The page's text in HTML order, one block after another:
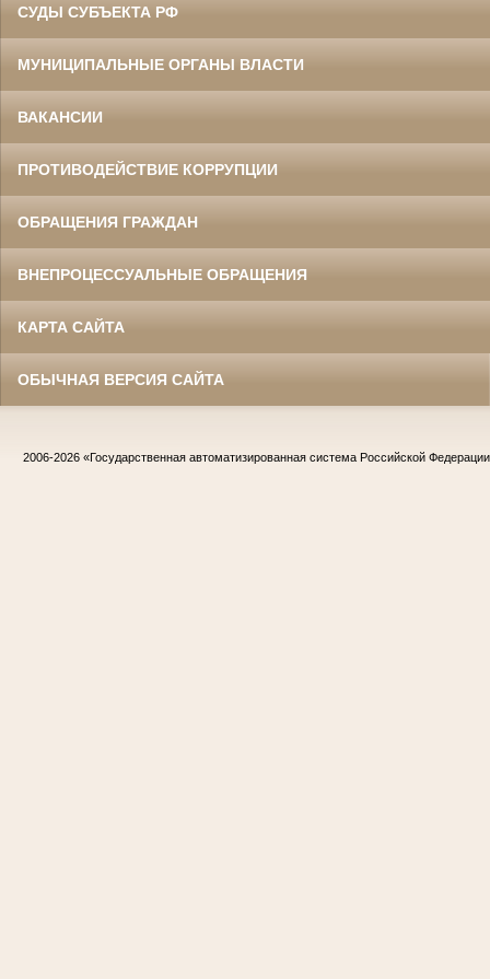
СУДЫ СУБЪЕКТА РФ
МУНИЦИПАЛЬНЫЕ ОРГАНЫ ВЛАСТИ
ВАКАНСИИ
ПРОТИВОДЕЙСТВИЕ КОРРУПЦИИ
ОБРАЩЕНИЯ ГРАЖДАН
ВНЕПРОЦЕССУАЛЬНЫЕ ОБРАЩЕНИЯ
КАРТА САЙТА
ОБЫЧНАЯ ВЕРСИЯ САЙТА
2006-2026 «Государственная автоматизированная система Российской